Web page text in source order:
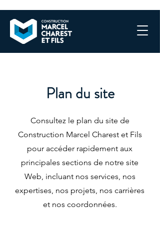
Plan du site
Consultez le plan du site de
Construction Marcel Charest et Fils
pour accéder rapidement aux
principales sections de notre site
Web, incluant nos services, nos
expertises, nos projets, nos carrières
et nos coordonnées.